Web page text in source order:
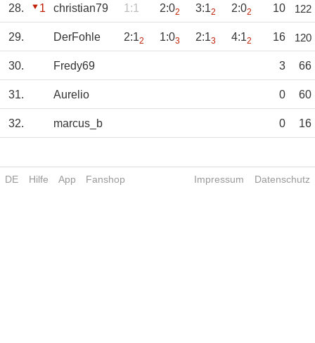
28. 1 christian79 1:1 2:02 3:12 2:02 10 122
29. DerFohle 2:12 1:03 2:13 4:12 16 120
30. Fredy69 3 66
31. Aurelio 0 60
32. marcus_b 0 16
DE Hilfe App Fanshop Impressum Datenschutz